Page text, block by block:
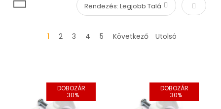
1 2 3 4 5 Következő Utolsó
DOBOZÁR
-30%
DOBOZÁR
-30%